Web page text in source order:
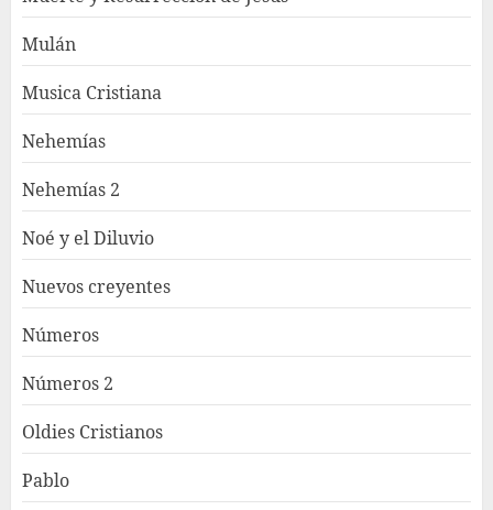
Mulán
Musica Cristiana
Nehemías
Nehemías 2
Noé y el Diluvio
Nuevos creyentes
Números
Números 2
Oldies Cristianos
Pablo